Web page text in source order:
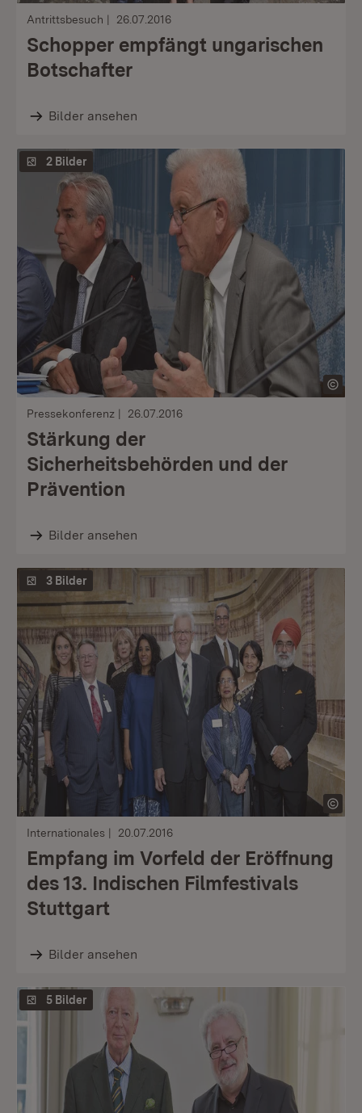
Antrittsbesuch 26.07.2016
Schopper empfängt ungarischen
Botschafter
Bilder ansehen
2 Bilder
Pressekonferenz 26.07.2016
Stärkung der
Sicherheitsbehörden und der
Prävention
Bilder ansehen
3 Bilder
Internationales 20.07.2016
Empfang im Vorfeld der Eröffnung
des 13. Indischen Filmfestivals
Stuttgart
Bilder ansehen
5 Bilder